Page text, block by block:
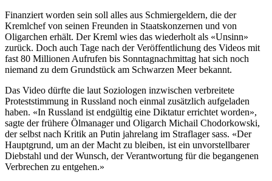
Finanziert worden sein soll alles aus Schmiergeldern, die der
Kremlchef von seinen Freunden in Staatskonzernen und von
Oligarchen erhält. Der Kreml wies das wiederholt als «Unsinn»
zurück. Doch auch Tage nach der Veröffentlichung des Videos mit
fast 80 Millionen Aufrufen bis Sonntagnachmittag hat sich noch
niemand zu dem Grundstück am Schwarzen Meer bekannt.
Das Video dürfte die laut Soziologen inzwischen verbreitete
Proteststimmung in Russland noch einmal zusätzlich aufgeladen
haben. «In Russland ist endgültig eine Diktatur errichtet worden»,
sagte der frühere Ölmanager und Oligarch Michail Chodorkowski,
der selbst nach Kritik an Putin jahrelang im Straflager sass. «Der
Hauptgrund, um an der Macht zu bleiben, ist ein unvorstellbarer
Diebstahl und der Wunsch, der Verantwortung für die begangenen
Verbrechen zu entgehen.»